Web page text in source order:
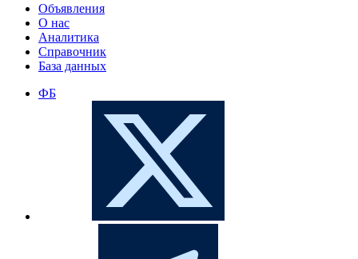
Объявления
О нас
Аналитика
Справочник
База данных
ФБ